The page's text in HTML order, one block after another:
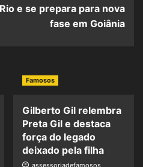
e se prepara para nova
fase em Goiânia
Famosos
Gilberto Gil relembra
Preta Gil e destaca
força do legado
deixado pela filha
assessoriadefamosos